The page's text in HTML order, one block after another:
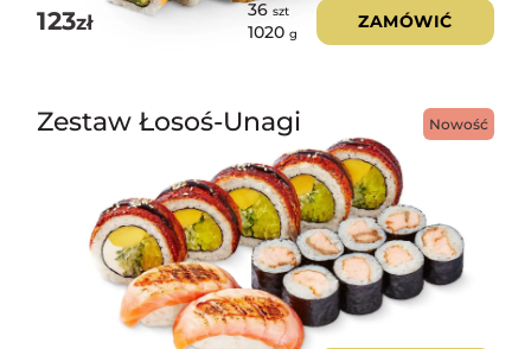
123zł
36 szt
1020 g
ZAMÓWIĆ
Nowość
Zestaw Łosoś-Unagi